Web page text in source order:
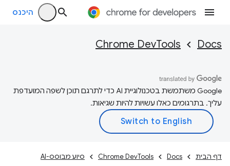
היכנס
Docs
Chrome DevTools
‫Google משתמשת בטכנולוגיית AI כדי לתרגם תוכן לשפה המועדפת
עליך. בתרגומים כאלו עשויות להיות שגיאות.
דף הבית Docs
Chrome DevTools סיוע מבוסס-AI